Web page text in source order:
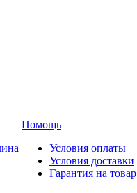
Помощь
Условия оплаты
Условия доставки
Гарантия на товар